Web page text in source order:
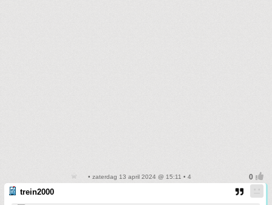
• zaterdag 13 april 2024 @ 15:11 • 4
trein2000